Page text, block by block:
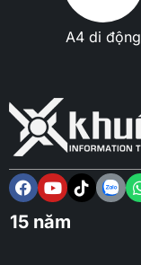
A4 di động
15 năm